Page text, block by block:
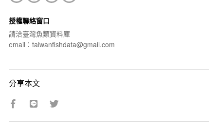
授權聯絡窗口
請洽臺灣魚類資料庫
email：taiwanfishdata@gmail.com
分享本文